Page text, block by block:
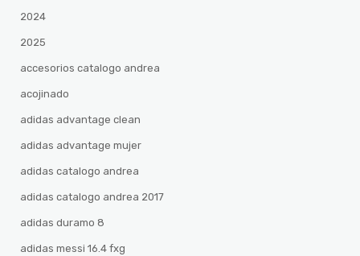
2024
2025
accesorios catalogo andrea
acojinado
adidas advantage clean
adidas advantage mujer
adidas catalogo andrea
adidas catalogo andrea 2017
adidas duramo 8
adidas messi 16.4 fxg